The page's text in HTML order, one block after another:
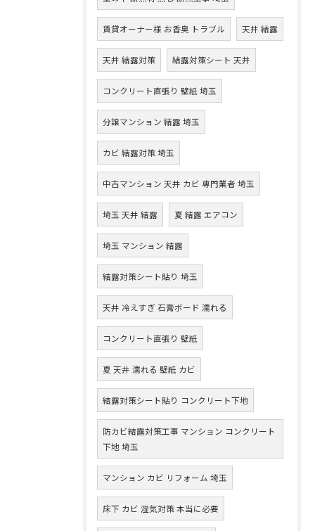
賃貸オーナー様 お香臭 トラブル 天井 結露
天井 結露対策 結露対策シート 天井
コンクリート直張り 壁紙 埼玉
分譲マンション 結露 埼玉
カビ 結露対策 埼玉
中古マンション 天井 カビ 専門業者 埼玉
埼玉 天井 結露 夏 結露 エアコン
埼玉 マンション 結露
結露対策シート貼り 埼玉
天井 冷えすぎ 石膏ボード 濡れる
コンクリート直張り 壁紙
夏 天井 濡れる 壁紙 カビ
結露対策シート貼り コンクリート下地
防カビ結露対策工事 マンション コンクリート
下地 埼玉
マンション カビ リフォーム 埼玉
床下 カビ 湿気対策 本当に必要